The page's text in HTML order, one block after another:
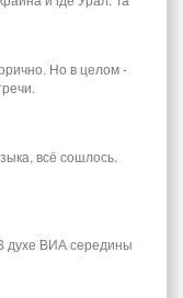
Но в целом -
всё сошлось.
духе ВИА середины